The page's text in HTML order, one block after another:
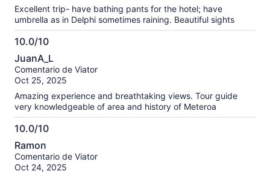
Excellent trip- have bathing pants for the hotel; have
umbrella as in Delphi sometimes raining. Beautiful sights
10.0/10
10.0
de
10
JuanA_L
Comentario de Viator
Oct 25, 2025
Amazing experience and breathtaking views. Tour guide
very knowledgeable of area and history of Meteroa
10.0/10
10.0
de
10
Ramon
Comentario de Viator
Oct 24, 2025